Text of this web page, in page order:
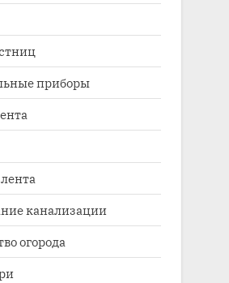
приборы
канализации
огорода